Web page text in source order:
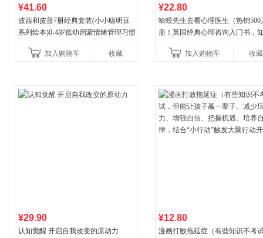
¥41.60
波西和皮普7册经典套装(小小聪明豆
系列绘本)0-4岁低幼启蒙情绪管理习惯
养好品质，发现快
加入购物车 收藏
¥22.80
蛤蟆先生去看心理医生（热销500
册！英国经典心理咨询入门书，
加入购物车
收藏
¥29.90
认知觉醒 开启自我改变的原动力
¥12.80
漫画打败拖延症（有些知识不考